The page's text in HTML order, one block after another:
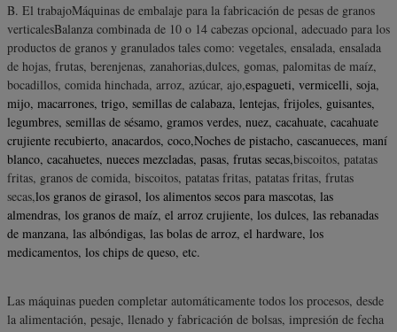
B. El trabajoMáquinas de embalaje para la fabricación de pesas de granos
verticalesBalanza combinada de 10 o 14 cabezas opcional, adecuado para los
productos de granos y granulados tales como: vegetales, ensalada, ensalada
de hojas, frutas, berenjenas, zanahorias,dulces, gomas, palomitas de maíz,
bocadillos, comida hinchada, arroz, azúcar, ajo,espagueti, vermicelli, soja,
mijo, macarrones, trigo, semillas de calabaza, lentejas, frijoles, guisantes,
legumbres, semillas de sésamo, gramos verdes, nuez, cacahuate, cacahuate
crujiente recubierto, anacardos, coco,Noches de pistacho, cascanueces, maní
blanco, cacahuetes, nueces mezcladas, pasas, frutas secas,biscoitos, patatas
fritas, granos de comida, biscoitos, patatas fritas, patatas fritas, frutas
secas,los granos de girasol, los alimentos secos para mascotas, las
almendras, los granos de maíz, el arroz crujiente, los dulces, las rebanadas
de manzana, las albóndigas, las bolas de arroz, el hardware, los
medicamentos, los chips de queso, etc.
Las máquinas pueden completar automáticamente todos los procesos, desde
la alimentación, pesaje, llenado y fabricación de bolsas, impresión de fecha